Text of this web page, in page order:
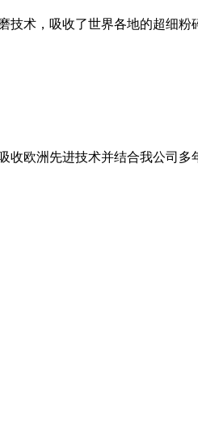
术，吸收了世界各地的超细
欧洲先进技术并结合我公司